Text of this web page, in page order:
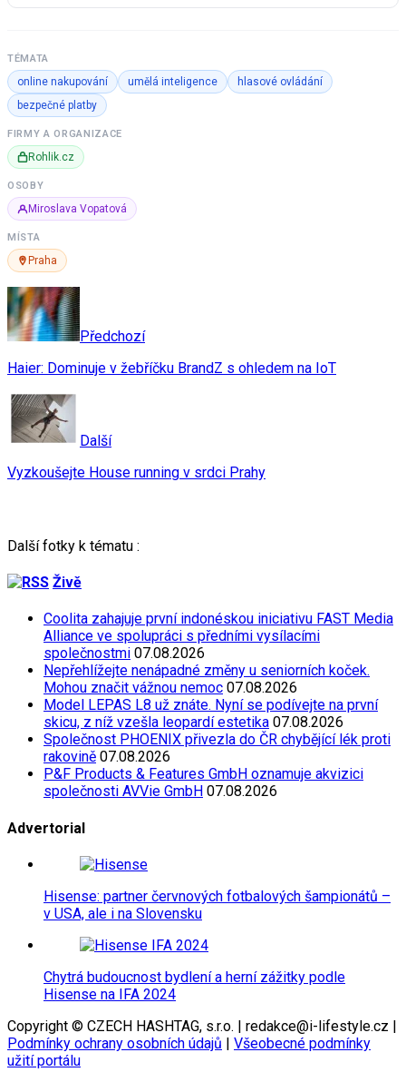
TÉMATA
online nakupování umělá inteligence
hlasové ovládání
bezpečné platby
FIRMY A ORGANIZACE
Rohlik.cz
OSOBY
Miroslava Vopatová
MÍSTA
Praha
Předchozí
Haier: Dominuje v žebříčku BrandZ s ohledem na IoT
Další
Vyzkoušejte House running v srdci Prahy
Další fotky k tématu :
Živě
Coolita zahajuje první indonéskou iniciativu FAST Media
Alliance ve spolupráci s předními vysílacími
společnostmi 07.08.2026
Nepřehlížejte nenápadné změny u seniorních koček.
Mohou značit vážnou nemoc 07.08.2026
Model LEPAS L8 už znáte. Nyní se podívejte na první
skicu, z níž vzešla leopardí estetika 07.08.2026
Společnost PHOENIX přivezla do ČR chybějící lék proti
rakovině 07.08.2026
P&F Products & Features GmbH oznamuje akvizici
společnosti AVVie GmbH 07.08.2026
Advertorial
Hisense: partner červnových fotbalových šampionátů –
v USA, ale i na Slovensku
Chytrá budoucnost bydlení a herní zážitky podle
Hisense na IFA 2024
Copyright © CZECH HASHTAG, s.r.o. | redakce@i-lifestyle.cz |
Podmínky ochrany osobních údajů | Všeobecné podmínky
užití portálu